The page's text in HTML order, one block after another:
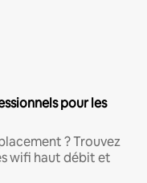
pour les
? Trouvez
wifi haut débit et